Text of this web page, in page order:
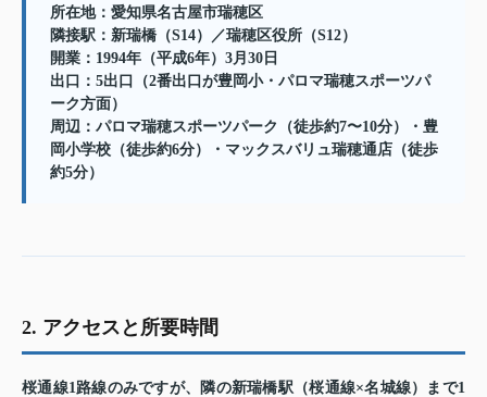
所在地：愛知県名古屋市瑞穂区
隣接駅：新瑞橋（S14）／瑞穂区役所（S12）
開業：1994年（平成6年）3月30日
出口：5出口（2番出口が豊岡小・パロマ瑞穂スポーツパ
ーク方面）
周辺：パロマ瑞穂スポーツパーク（徒歩約7〜10分）・豊
岡小学校（徒歩約6分）・マックスバリュ瑞穂通店（徒歩
約5分）
2. アクセスと所要時間
桜通線1路線のみですが、隣の新瑞橋駅（桜通線×名城線）まで1